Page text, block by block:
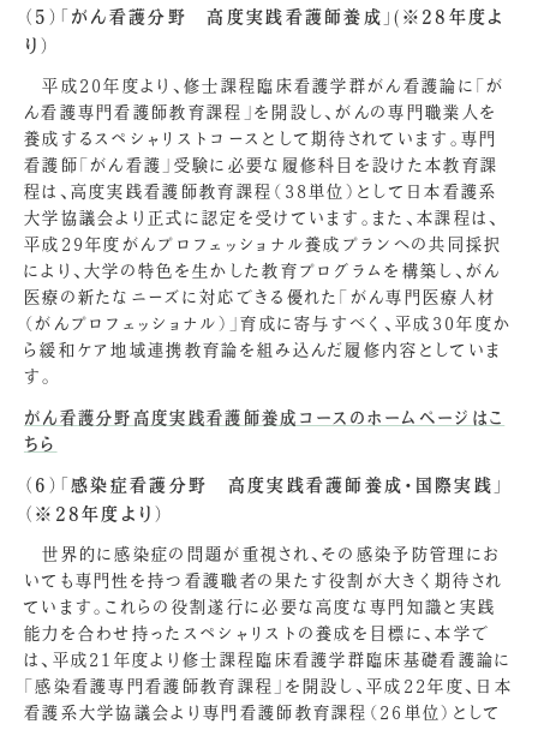
（5）「がん看護分野 高度実践看護師養成」(※28年度よ
り）
平成20年度より、修士課程臨床看護学群がん看護論に「が
ん看護専門看護師教育課程」を開設し、がんの専門職業人を
養成するスペシャリストコースとして期待されています。専門
看護師「がん看護」受験に必要な履修科目を設けた本教育課
程は、 高度実践看護師教育課程（38単位）として日本看護系
大学協議会より正式に認定を受けています。また、本課程は、
平成29年度がんプロフェッショナル養成プランへの共同採択
により、大学の特色を生かした教育プログラムを構築し、がん
医療の新たなニーズに対応できる優れた「がん専門医療人材
（がんプロフェッショナル）」育成に寄与すべく、平成30年度か
ら緩和ケア地域連携教育論を組み込んだ履修内容としていま
す。
がん看護分野高度実践看護師養成コースのホームページはこ
ちら
（6）「感染症看護分野 高度実践看護師養成・国際実践」
（※28年度より）
世界的に感染症の問題が重視され、その感染予防管理にお
いても専門性を持つ看護職者の果たす役割が大きく期待され
ています。これらの役割遂行に必要な高度な専門知識と実践
能力を合わせ持ったスペシャリストの養成を目標に、本学で
は、平成21年度より修士課程臨床看護学群臨床基礎看護論に
「感染看護専門看護師教育課程」を開設し、平成22年度、日本
看護系大学協議会より専門看護師教育課程（26単位）として